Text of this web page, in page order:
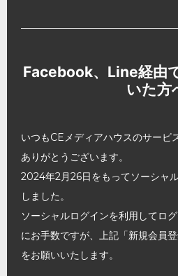
Facebook、Line経由
いた方
いつもCEメディアハウスのサービ
ありがとうございます。
2024年2月26日をもってソーシャ
しました。
ソーシャルログインを利用してロ
にお手数ですが、上記「新規会員
をお願いいたします。